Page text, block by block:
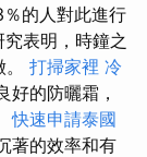
的人對此進行
表明，時鐘之
打掃家裡 冷
好的防曬霜，
快速申請泰國
著的效率和有